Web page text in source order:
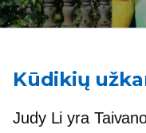
Kūdikių
Judy Li yra